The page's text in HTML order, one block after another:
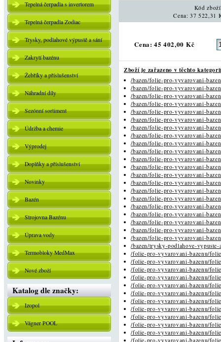
Tepelná čerpadla s invertorem
Tepelná čerpadla Zodiac
Trysky, podlahové výpustě a sání
Zakrytí bazénu
Žebříky a příslušenství
Náhradní díly
Sezónní sortiment
Údržba a chemie
Výprodej
Doplňky a příslušenství
Novinky
Bazén
Strojovna Bazénu
Úprava vody
Termobloky MedMax
Nové zboží
Katalog dle značky:
Izopol
Vágner POOL
Kód
Cena: 37 522,31
Cena: 45 402,00 Kč
Zboží je zařazeno v těchto
/bazen/folie-pro-vyvarovani-
/bazen/folie-pro-vyvarovani-
/bazen/folie-pro-vyvarovani-
/bazen/folie-pro-vyvarovani-
/bazen/folie-pro-vyvarovani-
/bazen/folie-pro-vyvarovani-
/bazen/folie-pro-vyvarovani-
/bazen/folie-pro-vyvarovani-
/bazen/folie-pro-vyvarovani-
/bazen/folie-pro-vyvarovani-
/bazen/folie-pro-vyvarovani-
/bazen/folie-pro-vyvarovani-
/bazen/folie-pro-vyvarovani-
/bazen/folie-pro-vyvarovani-
/bazen/folie-pro-vyvarovani-
/bazen/folie-pro-vyvarovani-
/bazen/folie-pro-vyvarovani-
/bazen/folie-pro-vyvarovani-
/bazen/folie-pro-vyvarovani-
/bazen/folie-pro-vyvarovani-
/bazen/folie-pro-vyvarovani-
/bazen/trysky-podlahove-
/folie-pro-vyvarovani-bazenu/
/folie-pro-vyvarovani-bazenu/
/folie-pro-vyvarovani-bazenu/
/folie-pro-vyvarovani-bazenu/
/folie-pro-vyvarovani-bazenu/
/folie-pro-vyvarovani-bazenu/
/folie-pro-vyvarovani-bazenu/
/folie-pro-vyvarovani-bazenu/
/folie-pro-vyvarovani-bazenu/
/folie-pro-vyvarovani-bazenu/
/folie-pro-vyvarovani-bazenu/
/folie-pro-vyvarovani-bazenu/